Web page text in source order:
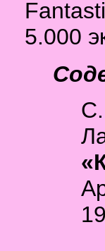
5.000